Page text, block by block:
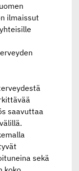
ilmaissut
saavuttaa
sekä